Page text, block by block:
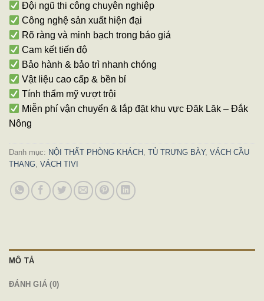
Đội ngũ thi công chuyên nghiệp
Công nghệ sản xuất hiện đại
Rõ ràng và minh bạch trong báo giá
Cam kết tiến độ
Bảo hành & bảo trì nhanh chóng
Vật liệu cao cấp & bền bỉ
Tính thẩm mỹ vượt trội
Miễn phí vận chuyển & lắp đặt khu vực Đăk Lăk – Đắk
Nông
Danh mục: NỘI THẤT PHÒNG KHÁCH , TỦ TRƯNG BÀY, VÁCH CẦU
THANG, VÁCH TIVI
MÔ TẢ
ĐÁNH GIÁ (0)